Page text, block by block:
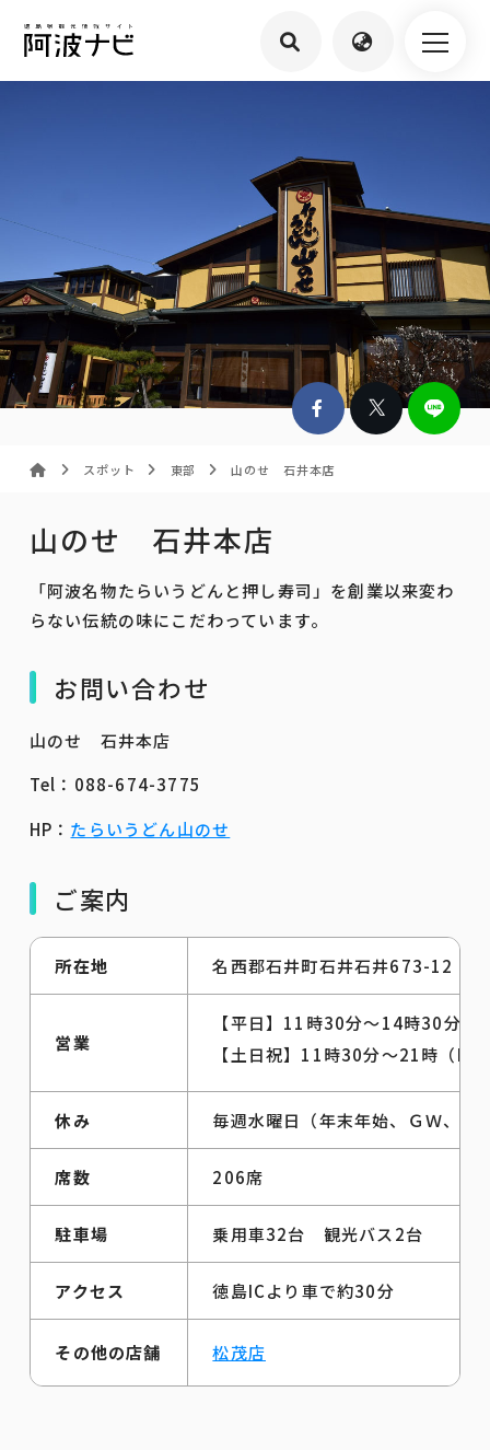
スポット 東部 山のせ 石井本店
山のせ 石井本店
「阿波名物たらいうどんと押し寿司」を創業以来変わ
らない伝統の味にこだわっています。
お問い合わせ
山のせ 石井本店
Tel：088-674-3775
HP： たらいうどん山のせ
ご案内
所在地 名西郡石井町石井石井673-12
営業
【平日】11時30分～14時30分
【土日祝】11時30分～21時（
休み 毎週水曜日（年末年始、ＧＷ、お
席数 206席
駐車場 乗用車32台 観光バス2台
アクセス 徳島ICより車で約30分
その他の店舗 松茂店